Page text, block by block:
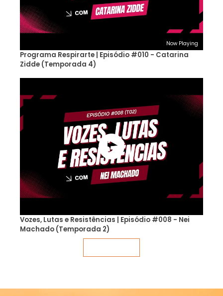
Now Playing
Programa Respirarte | Episódio #010 - Catarina
Zidde (Temporada 4)
Vozes, Lutas e Resistências | Episódio #008 - Nei
Machado (Temporada 2)